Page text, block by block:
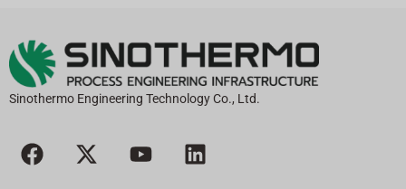
Sinothermo Engineering Technology Co., Ltd.
F
a
X
-
Y
o
L
i